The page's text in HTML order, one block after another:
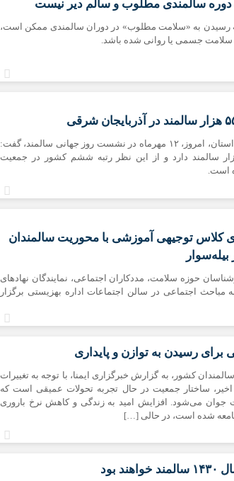
سالمندی مطلوب و سالم دیر نیست
رسیدن به «سلامت مطلوب» در دوران سالمندی ممکن است،
سلامت جسمی یا روانی شده باشد.
فرگل صحاف، مدیرکل بهزیستی استان، امروز، ۱۲ مهرماه در نشست روز جهانی سالمند، گفت:
آذربایجان شرقی ۵۵۰ هزار سالمند دارد و از این نظر رتبه ششم کشور در جمعیت
است.
کلاس توجیهی آموزشی با محوریت سالمندان
حوزه سلامت، مددکاران اجتماعی، نمایندگان نهادهای
مباحث اجتماعی در سالن اجتماعات اداره بهزیستی برگزار
رسیدن به توازن و پایداری
کشور، به گزارش خبرگزاری ایمنا، با توجه به تغییرات
ساختار جمعیت در حال تجربه تحولات عمیقی است که
می‌شود. افزایش امید به زندگی و کاهش نرخ باروری
شده است، در حالی […]